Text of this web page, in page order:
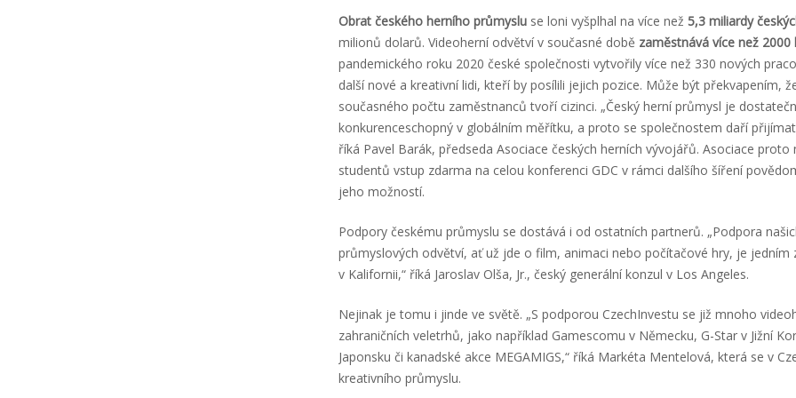
Obrat českého herního průmyslu se loni vyšplhal na více než 5,3 miliardy
milionů dolarů. Videoherní odvětví v současné době zaměstnává více než 2000
pandemického roku 2020 české společnosti vytvořily více než 330 nových
další nové a kreativní lidi, kteří by posílili jejich pozice. Může být překvapením,
současného počtu zaměstnanců tvoří cizinci. „Český herní průmysl je
konkurenceschopný v globálním měřítku, a proto se společnostem daří
říká Pavel Barák, předseda Asociace českých herních vývojářů. Asociace proto
studentů vstup zdarma na celou konferenci GDC v rámci dalšího šíření
jeho možností.
Podpory českému průmyslu se dostává i od ostatních partnerů. „Podpora
průmyslových odvětví, ať už jde o film, animaci nebo počítačové hry, je jedním
v Kalifornii,“ říká Jaroslav Olša, Jr., český generální konzul v Los Angeles.
Nejinak je tomu i jinde ve světě. „S podporou CzechInvestu se již mnoho
zahraničních veletrhů, jako například Gamescomu v Německu, G-Star v Jižní
Japonsku či kanadské akce MEGAMIGS,“ říká Markéta Mentelová, která se v
kreativního průmyslu.